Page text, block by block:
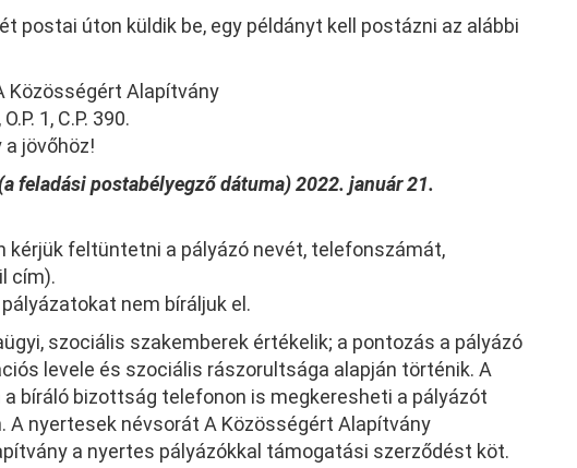
postai úton küldik be, egy példányt kell postázni az alábbi
Közösségért Alapítvány
1, C.P. 390.
jövőhöz!
feladási postabélyegző dátuma) 2022. január 21.
kérjük feltüntetni a pályázó nevét, telefonszámát,
cím).
nem bíráljuk el.
szociális szakemberek értékelik; a pontozás a pályázó
levele és szociális rászorultsága alapján történik. A
bíráló bizottság telefonon is megkeresheti a pályázót
A nyertesek névsorát A Közösségért Alapítvány
a nyertes pályázókkal támogatási szerződést köt.